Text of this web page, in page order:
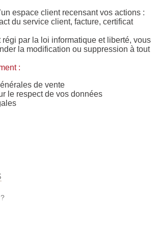
espace client recensant vos actions :
du service client, facture, certificat
régi par la loi informatique et liberté, vous
la modification ou suppression à tout
:
de vente
le respect de vos données